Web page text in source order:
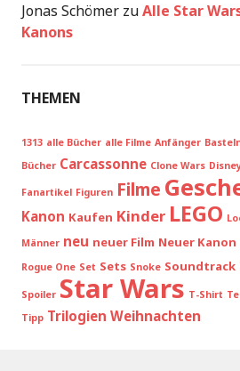
Jonas Schömer zuAlle Star
Kanons
THEMEN
1313 alle Bücher alle Filme Anfänger
Bücher Carcassonne Clone Wars
Fanartikel Figuren Filme
Kanon Kaufen Kinder LEGO
Männer neu neuer Film Neuer Kanon
Rogue One Set Sets Snoke Soundtrack
Spoiler Star Wars T-Shirt
Tipp Trilogien Weihnachten